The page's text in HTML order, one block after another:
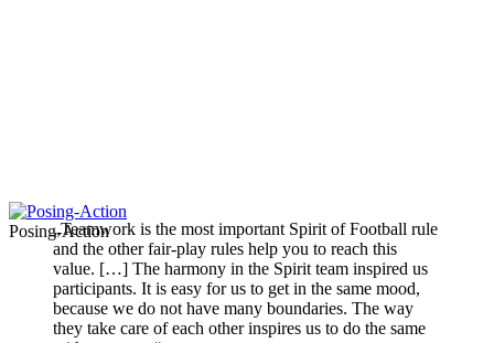
Posing-Action
„Teamwork is the most important Spirit of Football rule
and the other fair-play rules help you to reach this
value. […] The harmony in the Spirit team inspired us
participants. It is easy for us to get in the same mood,
because we do not have many boundaries. The way
they take care of each other inspires us to do the same